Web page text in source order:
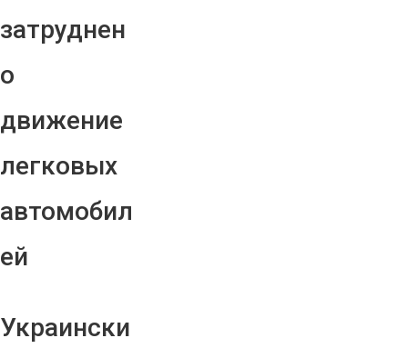
затруднен
о
движение
легковых
автомобил
ей
Украински